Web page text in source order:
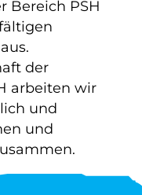
Bereich PSH
der
arbeiten wir
und
und